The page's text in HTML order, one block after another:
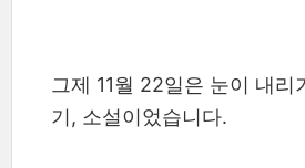
그제 11월 22일은 눈이 내리
기, 소설이었습니다.